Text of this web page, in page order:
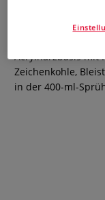
SENNELIER
Acrylharzbasis mit
Zeichenkohle,
in der 400-ml-